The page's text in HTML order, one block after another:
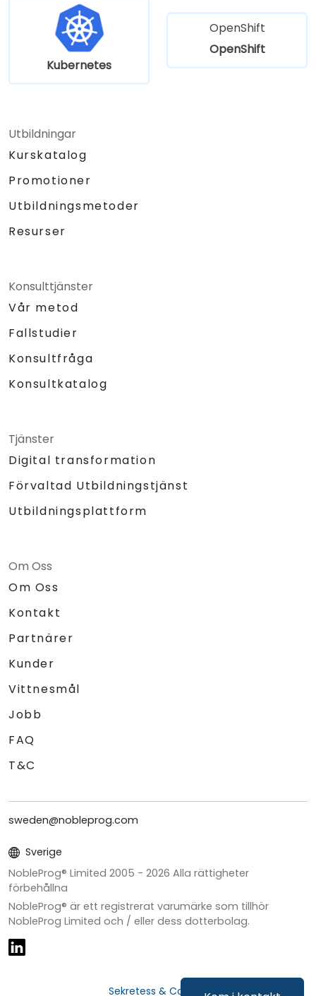
Kubernetes
OpenShift
OpenShift
Utbildningar
Kurskatalog
Promotioner
Utbildningsmetoder
Resurser
Konsulttjänster
Vår metod
Fallstudier
Konsultfråga
Konsultkatalog
Tjänster
Digital transformation
Förvaltad Utbildningstjänst
Utbildningsplattform
Om Oss
Om Oss
Kontakt
Partnärer
Kunder
Vittnesmål
Jobb
FAQ
T&C
sweden@nobleprog.com
Sverige
NobleProg® Limited 2005 - 2026 Alla rättigheter
förbehållna
NobleProg® är ett registrerat varumärke som tillhör
NobleProg Limited och / eller dess dotterbolag.
Sekretess & Cookies